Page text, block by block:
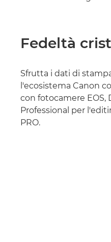
Fedeltà
Sfrutta i dati di
l'ecosistema Canon
con fotocamere EOS,
Professional per
PRO.